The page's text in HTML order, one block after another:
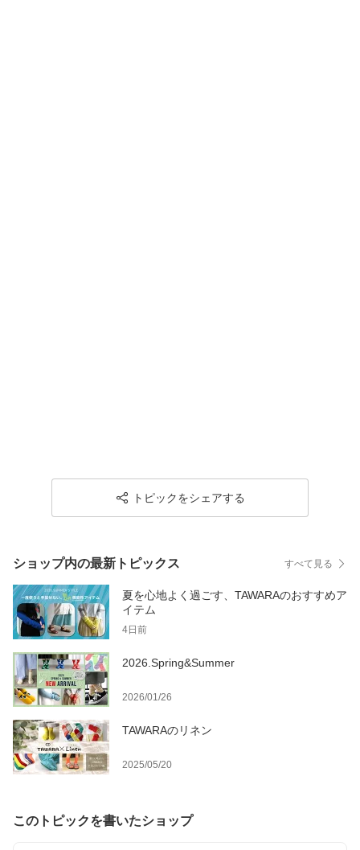
トピックをシェアする
ショップ内の最新トピックス すべて見る
夏を心地よく過ごす、TAWARAのおすすめア
イテム
4日前
2026.Spring&Summer
2026/01/26
TAWARAのリネン
2025/05/20
このトピックを書いたショップ